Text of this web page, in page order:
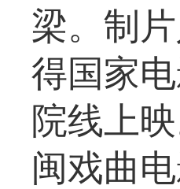
梁。制
得国家
院线上
闽戏曲